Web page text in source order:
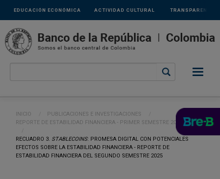
Pasar al contenido principal
Links
secundarios
ACTIVIDAD CULTURAL
EDUCACIÓN ECONÓMICA TRANSPARENCIA
Ruta de navegación
INICIO
PUBLICACIONES E INVESTIGACIONES
REPORTE DE ESTABILIDAD FINANCIERA - PRIMER SEMESTRE 2026
CURRENT:
RECUADRO 3. STABLECOINS: PROMESA DIGITAL CON POTENCIALES
EFECTOS SOBRE LA ESTABILIDAD FINANCIERA - REPORTE DE
ESTABILIDAD FINANCIERA DEL SEGUNDO SEMESTRE 2025